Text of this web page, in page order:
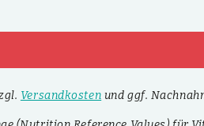
Versandkosten und ggf.